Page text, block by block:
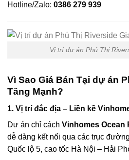
Hotline/Zalo: 0386 279 939
Vị trí dự án Phú Thị
Vì Sao Giá Bán Tại dự án
Tăng Mạnh?
1. Vị trí đắc địa – Liền kề
Dự án chỉ cách Vinhomes Ocean
dễ dàng kết nối qua các trục
Quốc lộ 5, cao tốc Hà Nội – Hải